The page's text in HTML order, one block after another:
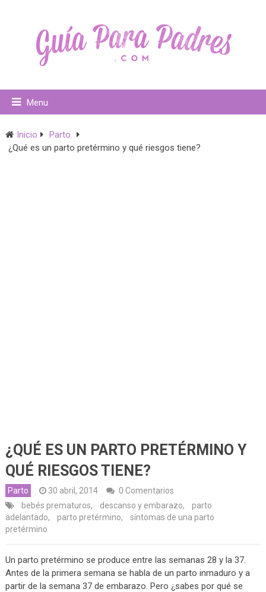
Menu
Inicio
Parto
¿Qué es un parto pretérmino y qué riesgos tiene?
¿QUÉ ES UN PARTO PRETÉRMINO Y
QUÉ RIESGOS TIENE?
Parto 30 abril, 2014
0 Comentarios
bebés prematuros, descanso y embarazo,
parto
adelantado, parto pretérmino,
síntomas de una parto
pretérmino
Un parto pretérmino se produce entre las semanas 28 y la 37.
Antes de la primera semana se habla de un parto inmaduro y a
partir de la semana 37 de embarazo. Pero ¿sabes por qué se